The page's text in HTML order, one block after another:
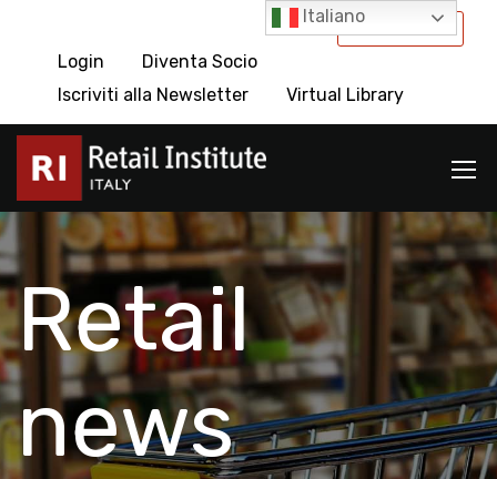
International
Login
Diventa Socio
Iscriviti alla Newsletter
Virtual Library
Retail
news
Italiano